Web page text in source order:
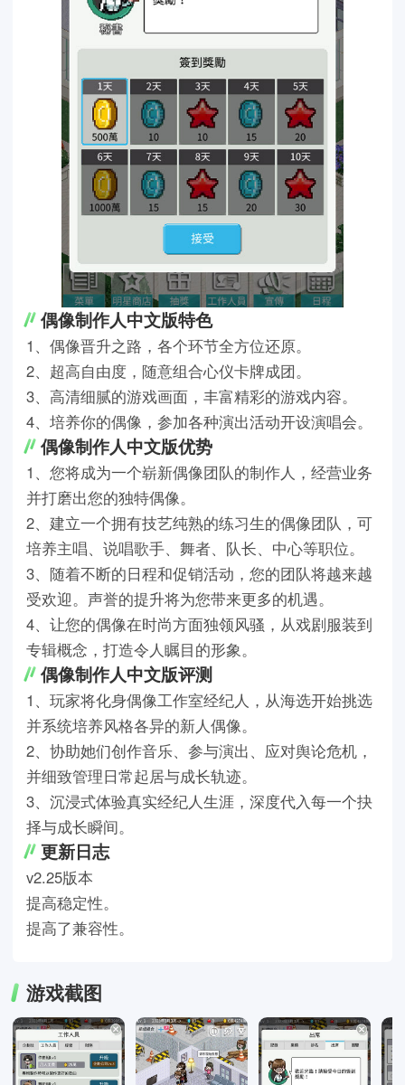
偶像制作人中文版特色
1、偶像晋升之路，各个环节全方位还原。
2、超高自由度，随意组合心仪卡牌成团。
3、高清细腻的游戏画面，丰富精彩的游戏内容。
4、培养你的偶像，参加各种演出活动开设演唱会。
偶像制作人中文版优势
1、您将成为一个崭新偶像团队的制作人，经营业务
并打磨出您的独特偶像。
2、建立一个拥有技艺纯熟的练习生的偶像团队，可
培养主唱、说唱歌手、舞者、队长、中心等职位。
3、随着不断的日程和促销活动，您的团队将越来越
受欢迎。声誉的提升将为您带来更多的机遇。
4、让您的偶像在时尚方面独领风骚，从戏剧服装到
专辑概念，打造令人瞩目的形象。
偶像制作人中文版评测
1、玩家将化身偶像工作室经纪人，从海选开始挑选
并系统培养风格各异的新人偶像。
2、协助她们创作音乐、参与演出、应对舆论危机，
并细致管理日常起居与成长轨迹。
3、沉浸式体验真实经纪人生涯，深度代入每一个抉
择与成长瞬间。
更新日志
v2.25版本
提高稳定性。
提高了兼容性。
游戏截图